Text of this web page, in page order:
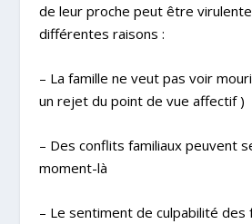
de leur proche peut être
différentes raisons :
– La famille ne veut pas voir
un rejet du point de vue affectif )
– Des conflits familiaux peuvent
moment-là
– Le sentiment de culpabilité